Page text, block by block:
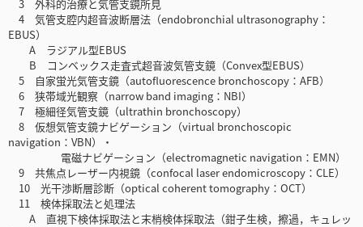
3 外科的治療と気管支鏡所見
4 気管支腔内超音波断層法（endobronchial ultrasonography：
EBUS）
A ラジアル型EBUS
B コンベックス走査式超音波気管支鏡（Convex型EBUS）
5 自家蛍光気管支鏡（autofluorescence bronchoscopy：AFB）
6 狭帯域光観察（narrow band imaging：NBI）
7 極細径気管支鏡（ultrathin bronchoscopy）
8 仮想気管支鏡ナビゲーション（virtual bronchoscopic
navigation：VBN）・
電磁ナビゲーション（electromagnetic navigation：EMN）
9 共焦点レーザー内視鏡（confocal laser endomicroscopy：CLE）
10 光干渉断層診断（optical coherent tomography：OCT）
11 検体採取法と処理法
A 直視下検体採取法と末梢検体採取法（鉗子生検，擦過，キュレッ